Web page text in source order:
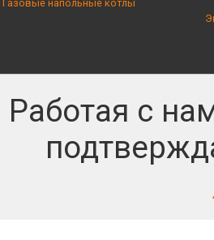
Газовые напольные котлы
Работая с